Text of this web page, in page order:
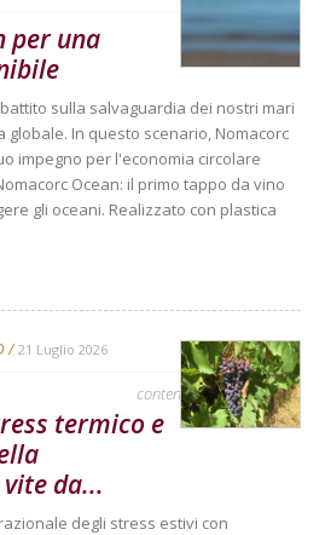
per una
sulla salvaguardia dei nostri mari
In questo scenario, Nomacorc
impegno per l'economia circolare
Ocean: il primo tappo da vino
gli oceani. Realizzato con plastica
21 Luglio 2026
contenuto sponsorizzato
termico e
da...
degli stress estivi con